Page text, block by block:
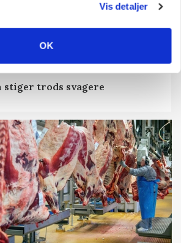
Vis detaljer
OK
stiger trods svagere